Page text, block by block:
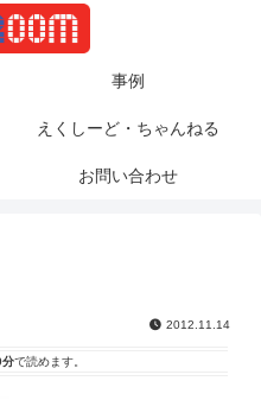
事例
えくしーど・ちゃんねる
お問い合わせ
2012.11.14
分で読めます。